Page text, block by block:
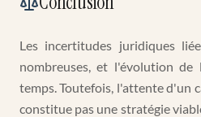
Les incertitudes juridiques
nombreuses, et l'évolution
temps. Toutefois, l'attente d'un
constitue pas une stratégie